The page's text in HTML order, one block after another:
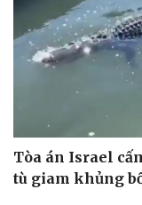
Tòa án Israel
tù giam khủng